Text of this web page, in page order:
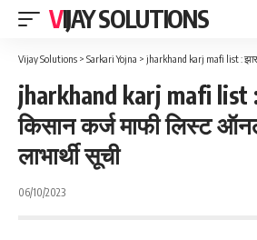
VIJAY SOLUTIONS
Vijay Solutions > Sarkari Yojna > jharkhand karj mafi list : झारखंड किसान
jharkhand karj mafi list
किसान कर्ज माफी लिस्ट
लाभार्थी सूची
06/10/2023